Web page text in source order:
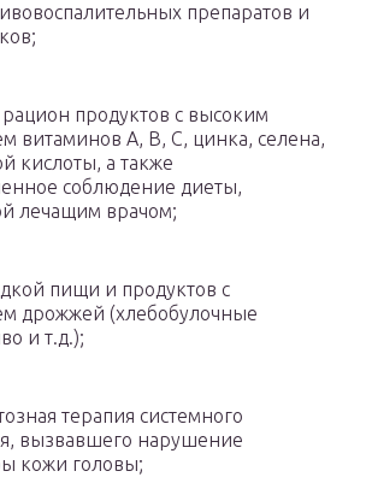
препаратов и
продуктов с высоким
витаминов А, В, С, цинка, селена,
кислоты, а также
соблюдение диеты,
лечащим врачом;
пищи и продуктов с
дрожжей (хлебобулочные
и т.д.);
терапия системного
вызвавшего нарушение
кожи головы;